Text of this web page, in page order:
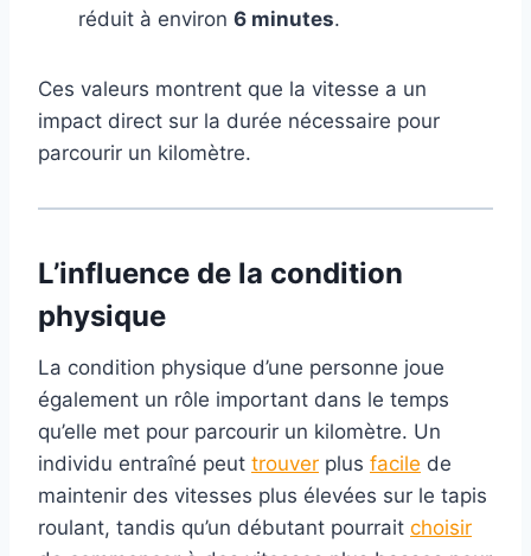
réduit à environ 6 minutes.
Ces valeurs montrent que la vitesse a un
impact direct sur la durée nécessaire pour
parcourir un kilomètre.
L’influence de la condition
physique
La condition physique d’une personne joue
également un rôle important dans le temps
qu’elle met pour parcourir un kilomètre. Un
individu entraîné peut trouver plus facile de
maintenir des vitesses plus élevées sur le tapis
roulant, tandis qu’un débutant pourrait choisir